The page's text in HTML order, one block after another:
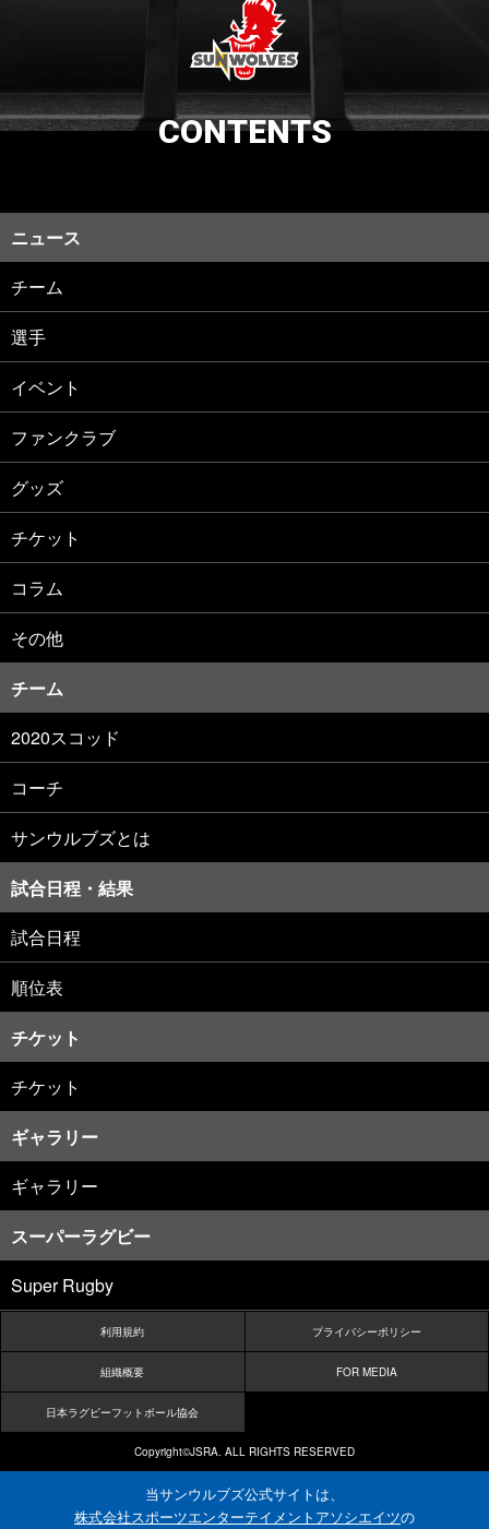
CONTENTS
ニュース
チーム
選手
イベント
ファンクラブ
グッズ
チケット
コラム
その他
チーム
2020スコッド
コーチ
サンウルブズとは
試合日程・結果
試合日程
順位表
チケット
チケット
ギャラリー
ギャラリー
スーパーラグビー
Super Rugby
利用規約 プライバシーポリシー
組織概要 FOR MEDIA
日本ラグビーフットボール協会
Copyright©JSRA. ALL RIGHTS RESERVED
当サンウルブズ公式サイトは、
株式会社スポーツエンターテイメントアソシエイツの